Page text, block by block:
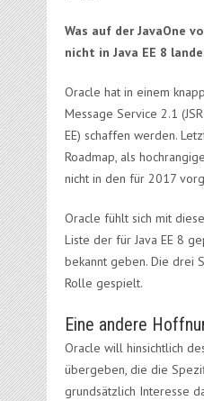
Was auf der JavaOne
nicht in Java EE 8
Oracle hat in einem
Message Service 2.1
EE) schaffen werden.
Roadmap, als
nicht in den für 2017
Oracle fühlt sich mit
Liste der für Java EE 8
bekannt geben. Die drei
Rolle gespielt.
Eine andere
Oracle will hinsichtlich
übergeben, die die
grundsätzlich Interesse